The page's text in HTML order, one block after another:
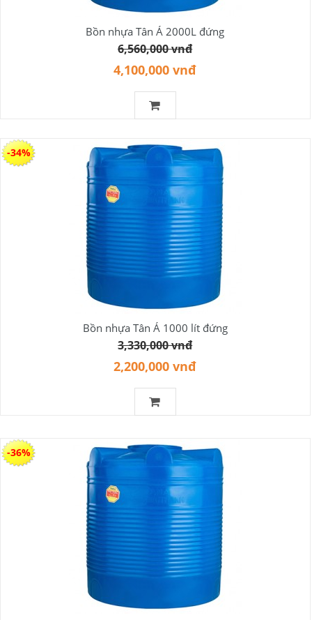
Bồn nhựa Tân Á 2000L đứng
6,560,000 vnđ
4,100,000 vnđ
Bồn nhựa Tân Á 1000 lít đứng
3,330,000 vnđ
2,200,000 vnđ
-34%
-36%